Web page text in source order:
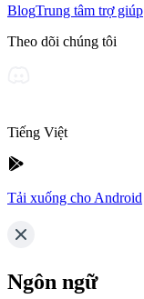
BlogTrung tâm trợ giúp
Theo dõi chúng tôi
Tiếng Việt
Tải xuống cho Android
Ngôn ngữ